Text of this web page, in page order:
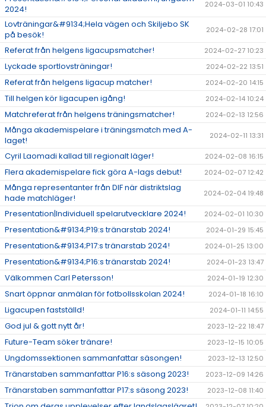
2024!
2024-03-01 10:43
Lovträningar&#9134;Hela vägen och Skiljebo SK
på besök!
2024-02-28 17:01
Referat från helgens ligacupsmatcher! 2024-02-27 10:23
Lyckade sportlovsträningar! 2024-02-22 13:51
Referat från helgens ligacup matcher! 2024-02-20 14:15
Till helgen kör ligacupen igång! 2024-02-14 10:24
Matchreferat från helgens träningsmatcher! 2024-02-13 12:56
Många akademispelare i träningsmatch med A-
laget!
2024-02-11 13:31
Cyril Laomadi kallad till regionalt läger! 2024-02-08 16:15
Flera akademispelare fick göra A-lags debut! 2024-02-07 12:42
Många representanter från DIF när distriktslag
hade matchläger!
2024-02-04 19:48
Presentation|Individuell spelarutvecklare 2024! 2024-02-01 10:30
Presentation&#9134;P19:s tränarstab 2024! 2024-01-29 15:45
Presentation&#9134;P17:s tränarstab 2024! 2024-01-25 13:00
Presentation&#9134;P16:s tränarstab 2024! 2024-01-23 13:47
Välkommen Carl Petersson! 2024-01-19 12:30
Snart öppnar anmälan för fotbollsskolan 2024! 2024-01-18 16:10
Ligacupen fastställd! 2024-01-11 14:55
God jul & gott nytt år! 2023-12-22 18:47
Future-Team söker tränare! 2023-12-15 10:05
Ungdomssektionen sammanfattar säsongen! 2023-12-13 12:50
Tränarstaben sammanfattar P16:s säsong 2023! 2023-12-09 14:26
Tränarstaben sammanfattar P17:s säsong 2023! 2023-12-08 11:40